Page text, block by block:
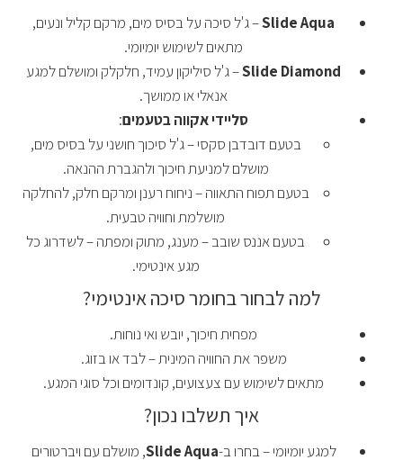
Slide Aqua– ג'ל סיכה על בסיס מים, מרקם קליל ונעים,
מתאים לשימוש יומיומי.
Slide Diamond– ג'ל סיליקון עמיד, חלקלק ומושלם למגע
אנאלי או ממושך.
סליידי אקווה בטעמים:
בטעם דובדבן סקסי – ג'ל סיכוך חושני על בסיס מים,
מושלם למניעת חיכוך ולהגברת ההנאה.
בטעם תפוח התאווה – ניחוח רענן ומרקם חלק, להחלקה
מושלמת וחוויה טבעית.
בטעם אננס שובב – מענג, מתוק ומפתה – לשדרוג כל
מגע אינטימי.
למה לבחור בחומר סיכה אינטימי?
מפחית חיכוך, יובש ואי נוחות.
משפר את החוויה המינית – לבד או בזוג.
מתאים לשימוש עם צעצועים, קונדומים וכל סוגי המגע.
איך תשלבו נכון?
למגע יומיומי – בחרו ב-Slide Aqua, מושלם עם ויברטורים